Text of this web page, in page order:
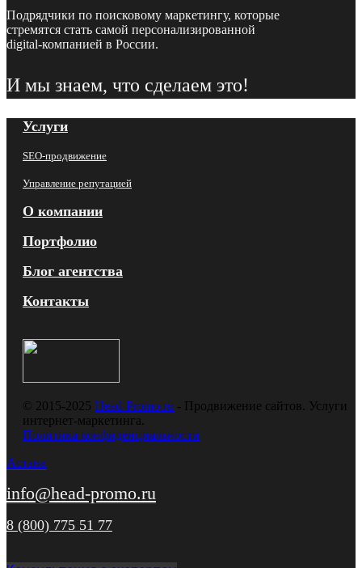
Подрядчики по поисковому маркетингу, которые
стремятся стать самой персонализированной
digital-компанией в России.
И мы знаем, что сделаем это!
Услуги
SEO-продвижение
Управление репутацией
О компании
Портфолио
Блог агентства
Контакты
© 2015-2025 Head-Promo.ru - Продвижение сайтов. Услуги
интернет-маркетинга.
Политика конфиденциальности
Астана
info@head-promo.ru
8 (800) 775 51 77